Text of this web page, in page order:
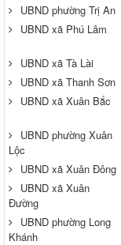
UBND phường Trị An
UBND xã Phú Lâm
UBND xã Tà Lài
UBND xã Thanh Sơn
UBND xã Xuân Bắc
UBND phường Xuân
Lộc
UBND xã Xuân Đông
UBND xã Xuân
Đường
UBND phường Long
Khánh